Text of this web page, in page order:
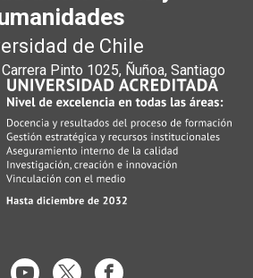
de Chile
Pinto 1025, Ñuñoa, Santiago